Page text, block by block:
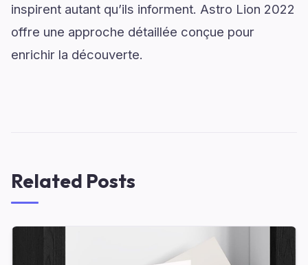
inspirent autant qu’ils informent. Astro Lion 2022
offre une approche détaillée conçue pour
enrichir la découverte.
Related Posts